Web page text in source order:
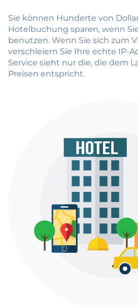
Sie können Hunderte von
Hotelbuchung sparen, wenn
benutzen. Wenn Sie sich zum
verschleiern Sie Ihre echte IP-
Service sieht nur die, die dem
Preisen entspricht.